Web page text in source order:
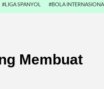
#LIGA SPANYOL #BOLA
Membuat